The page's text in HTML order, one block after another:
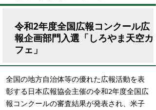
令和2年度全国広報コンクール広
報企画部門入選「しろやま天空カ
フェ」
全国の地方自治体等の優れた広報活動を表
彰する日本広報協会主催の令和2年度全国広
報コンクールの審査結果が発表され、米子